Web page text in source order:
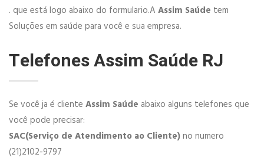
. que está logo abaixo do formulario.A Assim Saúde tem
Soluções em saúde para você e sua empresa.
Telefones Assim Saúde RJ
Se você ja é cliente Assim Saúde abaixo alguns telefones que
você pode precisar:
SAC(Serviço de Atendimento ao Cliente)no numero
(21)2102-9797